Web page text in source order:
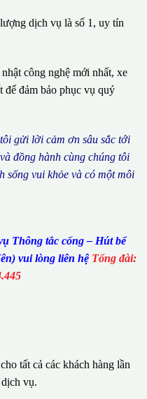
dịch vụ là số 1, uy tín
nhật công nghệ mới nhất, xe
để đảm bảo phục vụ quý
gửi lời cảm ơn sâu sắc tới
à đồng hành cùng chúng tôi
sống vui khỏe và có một môi
Thông tắc cống – Hút bể
vui lòng liên hệ Tổng đài: